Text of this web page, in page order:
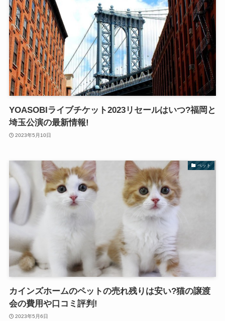
YOASOBIライブチケット2023リセールはいつ?福岡と
埼玉公演の最新情報!
2023年5月10日
ペット
カインズホームのペットの売れ残りは安い?猫の譲渡
会の費用や口コミ評判!
2023年5月6日